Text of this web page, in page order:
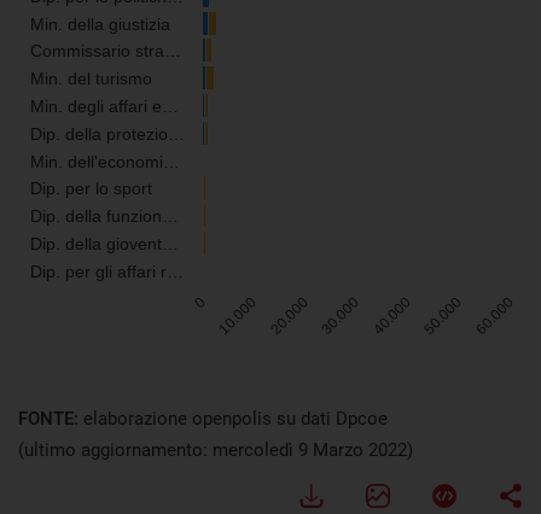
FONTE: elaborazione openpolis su dati Dpcoe
(ultimo aggiornamento: mercoledì 9 Marzo 2022)